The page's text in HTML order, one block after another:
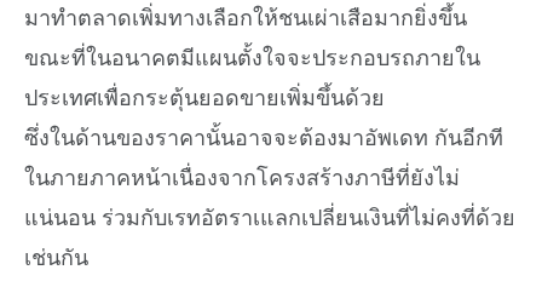
มาทำตลาดเพิ่มทางเลือกให้ชนเผ่าเสือมากยิ่งขึ้น
ขณะที่ในอนาคตมีแผนตั้งใจจะประกอบรถภายใน
ประเทศเพื่อกระตุ้นยอดขายเพิ่มขึ้นด้วย
ซึ่งในด้านของราคานั้นอาจจะต้องมาอัพเดท กันอีกที
ในภายภาคหน้าเนื่องจากโครงสร้างภาษีที่ยังไม่
แน่นอน ร่วมกับเรทอัตราเแลกเปลี่ยนเงินที่ไม่คงที่ด้วย
เช่นกัน